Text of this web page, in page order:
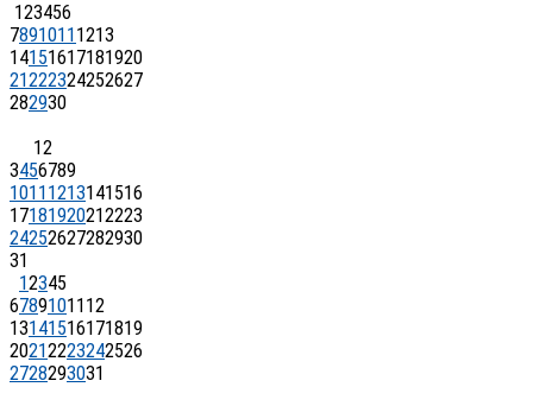
123456
7891011 1213
14151617181920
21222324252627
282930
12
3456789
1011 1213141516
17181920212223
24252627282930
31
12345
67891011 12
13141516171819
20212223242526
2728293031